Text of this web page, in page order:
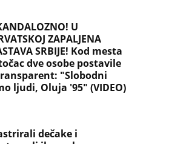
U
ZAPALJENA
SRBIJE! Kod mesta
dve osobe postavile
"Slobodni
ljudi, Oluja '95" (VIDEO)
dečake i